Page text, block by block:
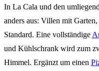
In La Cala und den
anders aus: Villen mit
Standard. Eine vollständige
und Kühlschrank wird zum
Himmel. Ergänzt um einen